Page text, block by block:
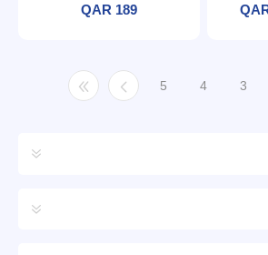
QAR 189
3
4
5